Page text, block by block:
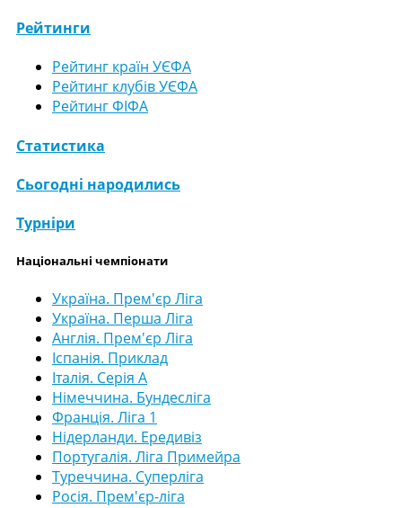
Рейтинги
Рейтинг країн УЄФА
Рейтинг клубів УЄФА
Рейтинг ФІФА
Статистика
Сьогодні народились
Турніри
Національні чемпіонати
Україна. Прем'єр Ліга
Україна. Перша Ліга
Англія. Прем'єр Ліга
Іспанія. Приклад
Італія. Серія А
Німеччина. Бундесліга
Франція. Ліга 1
Нідерланди. Ередивіз
Португалія. Ліга Примейра
Туреччина. Суперліга
Росія. Прем'єр-ліга